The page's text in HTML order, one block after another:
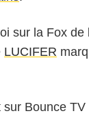
sur la Fox
LUCIFER
sur Bounce